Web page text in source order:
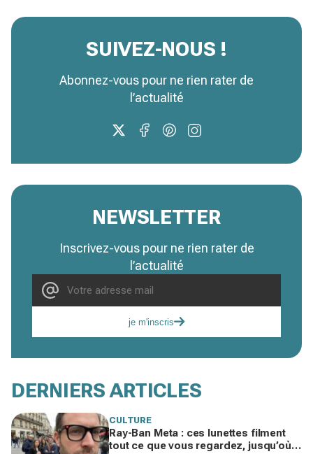
SUIVEZ-NOUS !
Abonnez-vous pour ne rien rater de
l’actualité
NEWSLETTER
Inscrivez-vous pour ne rien rater de
l’actualité
je m'inscris
DERNIERS ARTICLES
CULTURE
Ray-Ban Meta : ces lunettes filment
tout ce que vous regardez, jusqu’où